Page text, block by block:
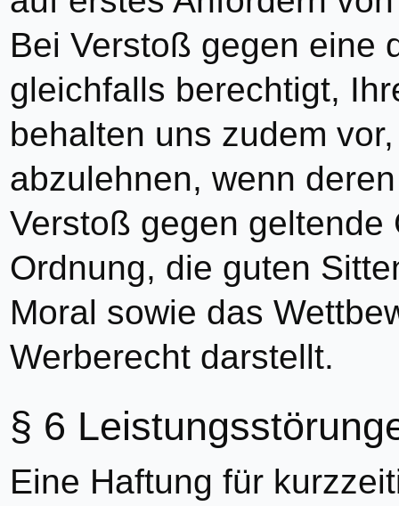
Bei Verstoß gegen eine
gleichfalls berechtigt,
behalten uns zudem
abzulehnen, wenn
Verstoß gegen
Ordnung, die guten
Moral sowie das
Werberecht darstellt.
Eine Haftung für